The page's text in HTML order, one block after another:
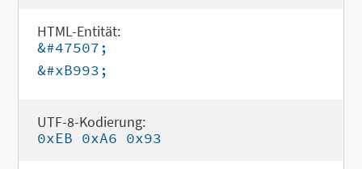
HTML-Entität:
&#47507;
&#xB993;
UTF-8-Kodierung:
0xEB 0xA6 0x93